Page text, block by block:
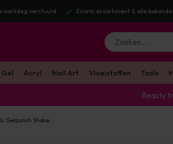
merken Gratis verzending v.a. €100 excl. BTW
Gel Acryl Nail Art Vloeistoffen Tools
Beauty
Gelpolish Shake...